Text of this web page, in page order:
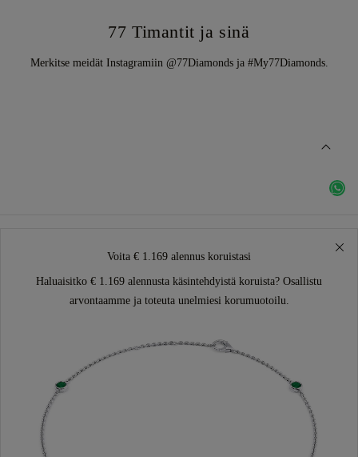
77 Timantit ja sinä
Merkitse meidät Instagramiin @77Diamonds ja #My77Diamonds.
Voita € 1.169 alennus koruistasi
Haluaisitko € 1.169 alennusta käsintehdyistä koruista? Osallistu
arvontaamme ja toteuta unelmiesi korumuotoilu.